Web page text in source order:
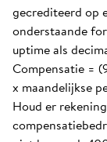
gecrediteerd op
onderstaande
uptime als
Compensatie =
x maandelijkse
Houd er